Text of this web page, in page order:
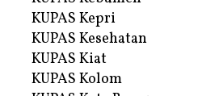
KUPAS Kepri
KUPAS Kesehatan
KUPAS Kiat
KUPAS Kolom